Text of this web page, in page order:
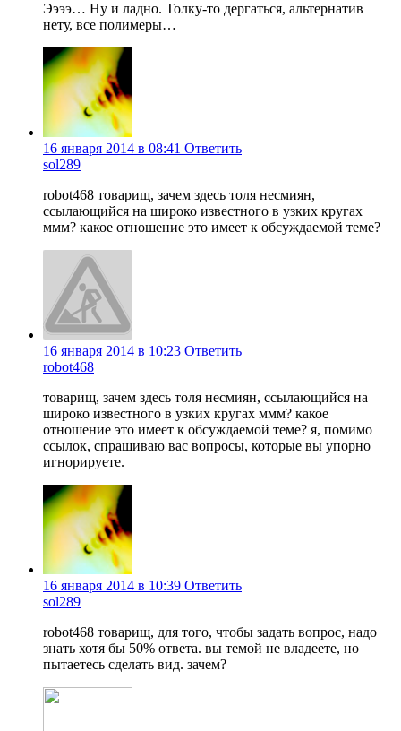
Ээээ… Ну и ладно. Толку-то дергаться, альтернатив
нету, все полимеры…
16 января 2014 в 08:41 Ответить
sol289
robot468 товарищ, зачем здесь толя несмиян,
ссылающийся на широко известного в узких кругах
ммм? какое отношение это имеет к обсуждаемой теме?
16 января 2014 в 10:23 Ответить
robot468
товарищ, зачем здесь толя несмиян, ссылающийся на
широко известного в узких кругах ммм? какое
отношение это имеет к обсуждаемой теме? я, помимо
ссылок, спрашиваю вас вопросы, которые вы упорно
игнорируете.
16 января 2014 в 10:39 Ответить
sol289
robot468 товарищ, для того, чтобы задать вопрос, надо
знать хотя бы 50% ответа. вы темой не владеете, но
пытаетесь сделать вид. зачем?